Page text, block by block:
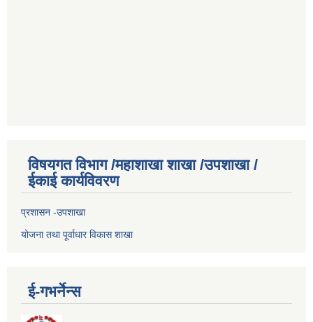
विषयगत विभाग /महाशाखा शाखा /उपशाखा /
ईकाई कार्यविवरण
प्रशासन -उपशाखा
योजना तथा पूर्वाधार विकास शाखा
ई-गभर्नेन्स